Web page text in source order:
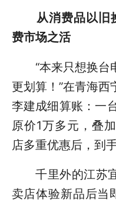
从消费品以旧
费市场之活
“本来只想换台
更划算！”在青海
李建成细算账：一
原价1万多元，叠
店多重优惠后，到
千里外的江苏宜
卖店体验新品后当